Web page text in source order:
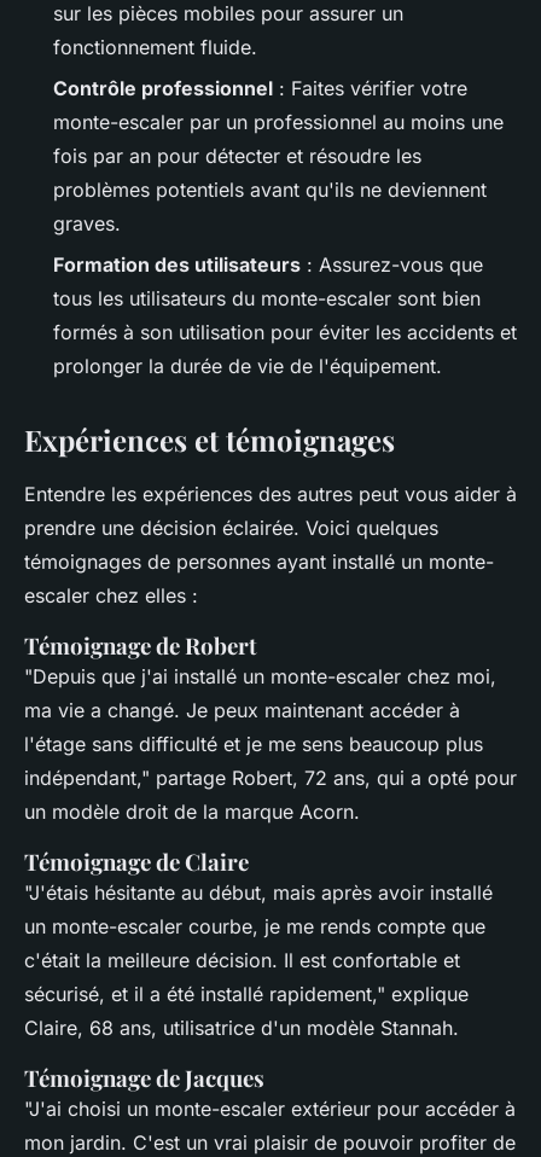
sur les pièces mobiles pour assurer un
fonctionnement fluide.
Contrôle professionnel : Faites vérifier votre
monte-escaler par un professionnel au moins une
fois par an pour détecter et résoudre les
problèmes potentiels avant qu'ils ne deviennent
graves.
Formation des utilisateurs : Assurez-vous que
tous les utilisateurs du monte-escaler sont bien
formés à son utilisation pour éviter les accidents et
prolonger la durée de vie de l'équipement.
Expériences et témoignages
Entendre les expériences des autres peut vous aider à
prendre une décision éclairée. Voici quelques
témoignages de personnes ayant installé un monte-
escaler chez elles :
Témoignage de Robert
"Depuis que j'ai installé un monte-escaler chez moi,
ma vie a changé. Je peux maintenant accéder à
l'étage sans difficulté et je me sens beaucoup plus
indépendant," partage Robert, 72 ans, qui a opté pour
un modèle droit de la marque Acorn.
Témoignage de Claire
"J'étais hésitante au début, mais après avoir installé
un monte-escaler courbe, je me rends compte que
c'était la meilleure décision. Il est confortable et
sécurisé, et il a été installé rapidement," explique
Claire, 68 ans, utilisatrice d'un modèle Stannah.
Témoignage de Jacques
"J'ai choisi un monte-escaler extérieur pour accéder à
mon jardin. C'est un vrai plaisir de pouvoir profiter de